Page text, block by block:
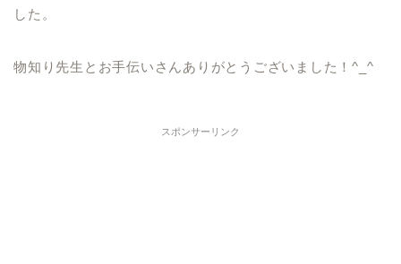
した。
物知り先生とお手伝いさんありがとうございました！^_^
スポンサーリンク